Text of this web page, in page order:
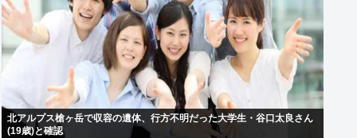
北アルプス槍ヶ岳で収容の遺体、行方不明だった大学生・谷口太良さん
(19歳)と確認